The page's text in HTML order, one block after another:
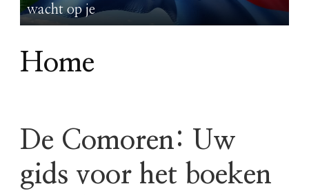
wacht op je
Home
De Comoren: Uw
gids voor het boeken